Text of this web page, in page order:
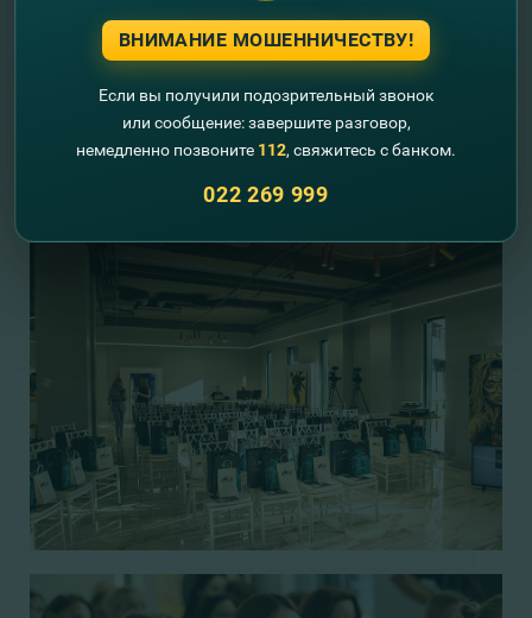
ВНИМАНИЕ МОШЕННИЧЕСТВУ!
Если вы получили подозрительный звонок
или сообщение: завершите разговор,
немедленно позвоните 112, свяжитесь с банком.
022 269 999